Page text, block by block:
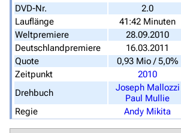
Datei hochladen
Filme und Serien
Überblick
Stargate Atlantis
DVD-Nr.
2.0
Lauflänge
41:42 Minuten
Weltpremiere
28.09.2010
Deutschlandpremiere
16.03.2011
Quote
0,93 Mio / 5,0%
Zeitpunkt
2010
Drehbuch
Joseph Mallozzi
Paul Mullie
Regie
Andy Mikita